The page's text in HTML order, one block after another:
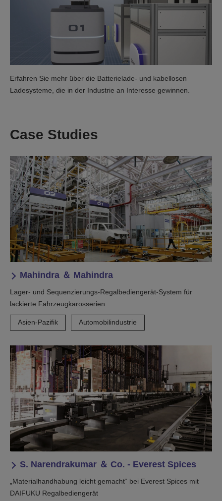
Erfahren Sie mehr über die Batterielade- und kabellosen
Ladesysteme, die in der Industrie an Interesse gewinnen.
Case Studies
Mahindra ＆ Mahindra
Lager- und Sequenzierungs-Regalbediengerät-System für
lackierte Fahrzeugkarosserien
Asien-Pazifik Automobilindustrie
S. Narendrakumar ＆ Co. - Everest Spices
„Materialhandhabung leicht gemacht“ bei Everest Spices mit
DAIFUKU Regalbediengerät